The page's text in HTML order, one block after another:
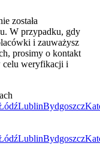
została
W przypadku, gdy
i zauważysz
prosimy o kontakt
celu weryfikacji i
LublinBydgoszcz
LublinBydgoszcz